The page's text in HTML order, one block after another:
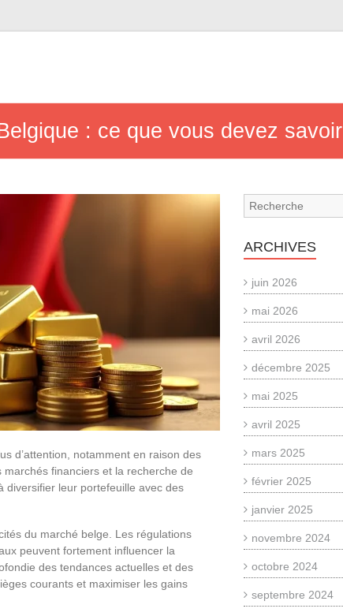
: ce que vous devez savoir
d’attention, notamment en raison des
financiers et la recherche de
diversifier leur portefeuille avec des
du marché belge. Les régulations
peuvent fortement influencer la
des tendances actuelles et des
courants et maximiser les gains
ARCHIVES
juin 2026
mai 2026
avril 2026
décembre 2025
mai 2025
avril 2025
mars 2025
février 2025
janvier 2025
novembre 2024
octobre 2024
septembre 2024